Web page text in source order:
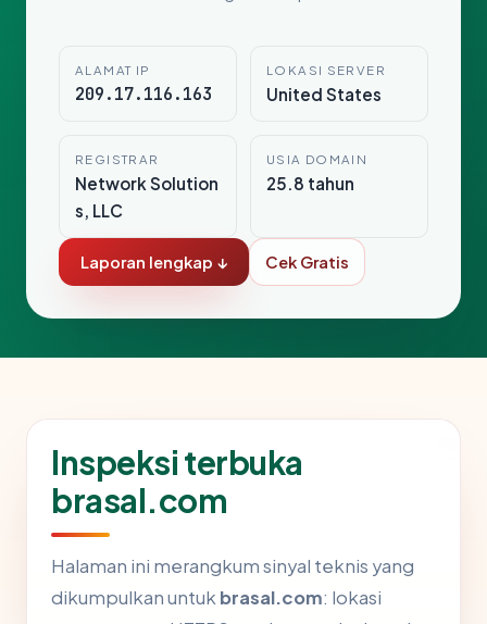
ALAMAT IP
209.17.116.163
LOKASI SERVER
United States
REGISTRAR
Network Solution
s, LLC
USIA DOMAIN
25.8 tahun
Laporan lengkap ↓ Cek Gratis
Inspeksi terbuka
brasal.com
Halaman ini merangkum sinyal teknis yang
dikumpulkan untukbrasal.com: lokasi